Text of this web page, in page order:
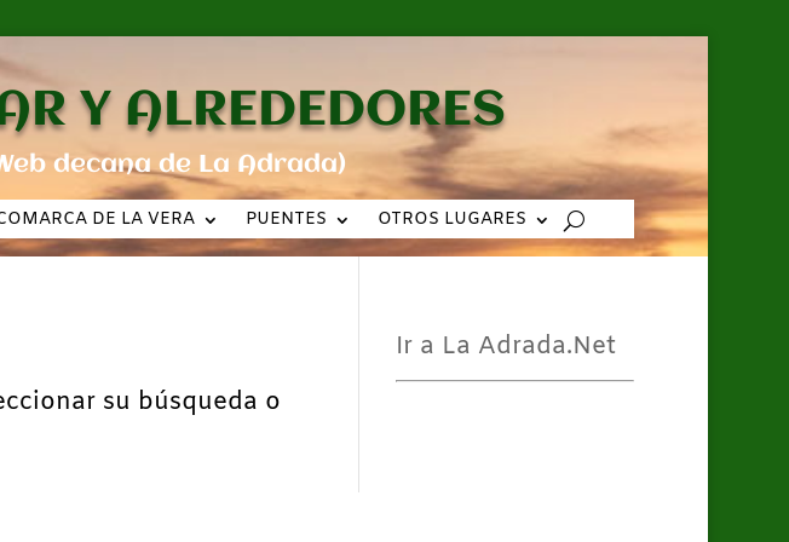
Y ALREDEDORES
decana de La Adrada)
DE LA VERA PUENTES OTROS LUGARES
su búsqueda o
Ir a La Adrada.Net